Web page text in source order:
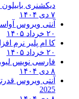
دیکشنری بابیلون NG - فرهنگ لغت کامپیوتر
آنتی ویروس آواست
کا ام پلیر نرم افزار
فارسی نویس لیومون
آنتی ویروس قدرتمند